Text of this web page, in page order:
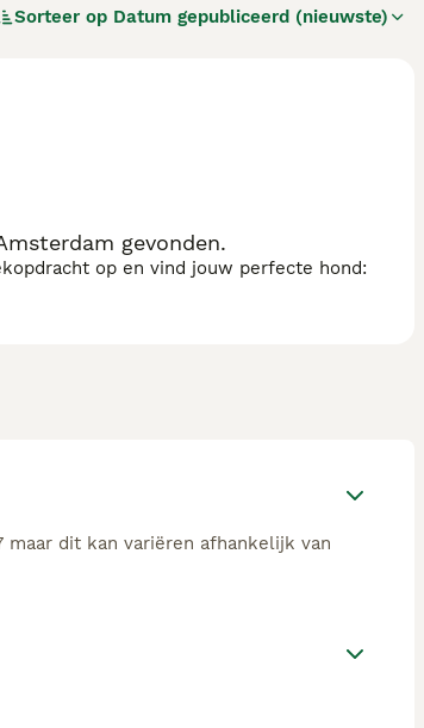
De Spaanse Waterhond voelt zich
Sorteer op Datum gepubliceerd (nieuwste)
gevonden.
op en vind jouw perfecte hond:
maar dit kan variëren afhankelijk van